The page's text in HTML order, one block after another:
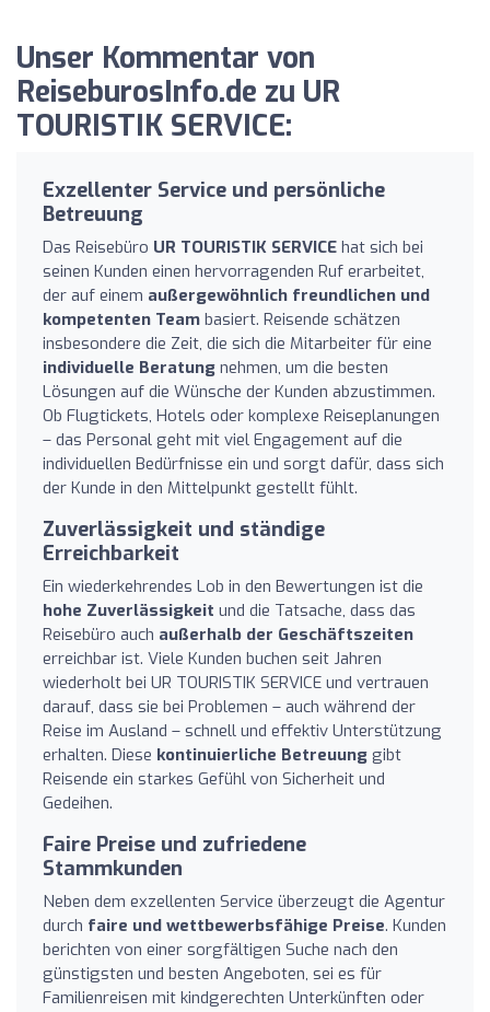
Unser Kommentar von
ReiseburosInfo.de zu UR
TOURISTIK SERVICE:
Exzellenter Service und persönliche
Betreuung
Das Reisebüro UR TOURISTIK SERVICE hat sich bei
seinen Kunden einen hervorragenden Ruf erarbeitet,
der auf einem außergewöhnlich freundlichen und
kompetenten Team basiert. Reisende schätzen
insbesondere die Zeit, die sich die Mitarbeiter für eine
individuelle Beratung nehmen, um die besten
Lösungen auf die Wünsche der Kunden abzustimmen.
Ob Flugtickets, Hotels oder komplexe Reiseplanungen
– das Personal geht mit viel Engagement auf die
individuellen Bedürfnisse ein und sorgt dafür, dass sich
der Kunde in den Mittelpunkt gestellt fühlt.
Zuverlässigkeit und ständige
Erreichbarkeit
Ein wiederkehrendes Lob in den Bewertungen ist die
hohe Zuverlässigkeit und die Tatsache, dass das
Reisebüro auch außerhalb der Geschäftszeiten
erreichbar ist. Viele Kunden buchen seit Jahren
wiederholt bei UR TOURISTIK SERVICE und vertrauen
darauf, dass sie bei Problemen – auch während der
Reise im Ausland – schnell und effektiv Unterstützung
erhalten. Diese kontinuierliche Betreuung gibt
Reisende ein starkes Gefühl von Sicherheit und
Gedeihen.
Faire Preise und zufriedene
Stammkunden
Neben dem exzellenten Service überzeugt die Agentur
durch faire und wettbewerbsfähige Preise. Kunden
berichten von einer sorgfältigen Suche nach den
günstigsten und besten Angeboten, sei es für
Familienreisen mit kindgerechten Unterkünften oder